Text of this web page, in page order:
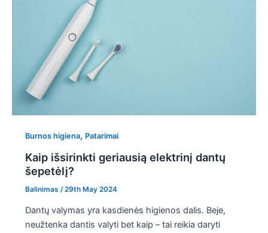
Burnos higiena, Patarimai
Kaip išsirinkti geriausią elektrinį dantų
šepetėlį?
Balinimas /29th May 2024
Dantų valymas yra kasdienės higienos dalis. Beje,
neužtenka dantis valyti bet kaip – tai reikia daryti